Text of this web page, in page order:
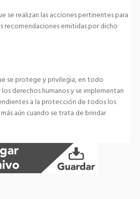
se realizan las acciones pertinentes para
recomendaciones emitidas por dicho
se protege y privilegia, en todo
derechos humanos y se implementan
a la protección de todos los
aún cuando se trata de brindar